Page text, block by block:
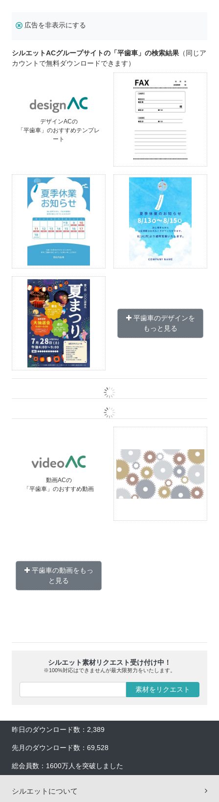
広告を非表示にする
シルエットACグループサイトの「平歯車」の検索結果 （同じア
カウントで無料ダウンロードできます）
デザインACの
「平歯車」のおすすめテンプレ
ート
平歯車のデザインを
もっと見る
動画ACの
「平歯車」のおすすめ動画
平歯車の動画をもっ
と見る
シルエット素材リクエスト受け付け中！
※100%対応はできませんが最大限努力をいたします。
素材をリクエスト
昨日のダウンロード数：2,389
先月のダウンロード数：69,528
総会員数：1600万人を突破しました
シルエットについて